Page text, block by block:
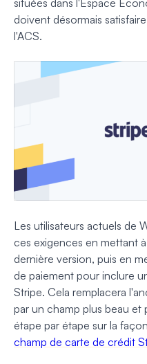
situées dans l'Espace
doivent désormais
l'ACS.
Les utilisateurs actuels de
ces exigences en mettant
dernière version, puis en
de paiement pour inclure
Stripe. Cela remplacera
par un champ plus beau et
étape par étape sur la
champ de carte de crédit